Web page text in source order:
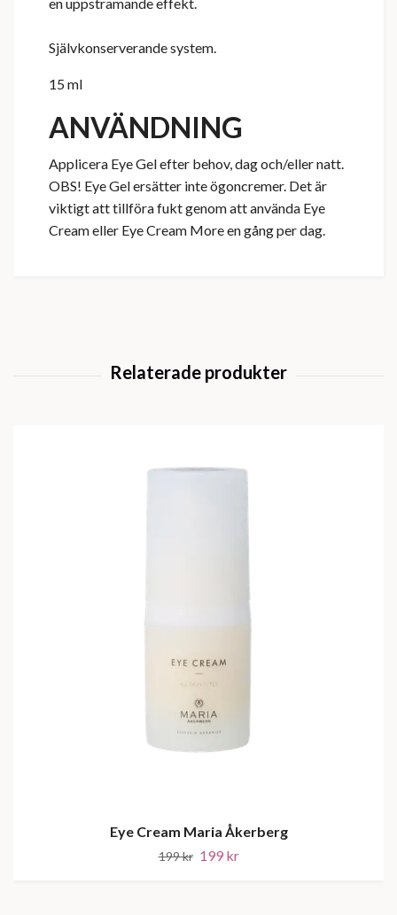
Självkonserverande system.
15 ml
ANVÄNDNING
Applicera Eye Gel efter behov, dag och/eller natt.
OBS! Eye Gel ersätter inte ögoncremer. Det är
viktigt att tillföra fukt genom att använda Eye
Cream eller Eye Cream More en gång per dag.
Eye Cream Maria Åkerberg
199 kr 199 kr